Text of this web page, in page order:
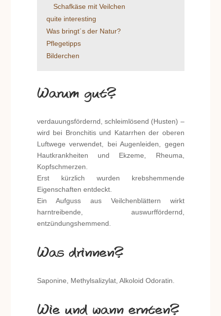
Schafkäse mit Veilchen
quite interesting
Was bringt´s der Natur?
Pflegetipps
Bilderchen
Warum gut?
verdauungsfördernd, schleimlösend (Husten) –
wird bei Bronchitis und Katarrhen der oberen
Luftwege verwendet, bei Augenleiden, gegen
Hautkrankheiten und Ekzeme, Rheuma,
Kopfschmerzen.
Erst kürzlich wurden krebshemmende
Eigenschaften entdeckt.
Ein Aufguss aus Veilchenblättern wirkt
harntreibende, auswurffördernd,
entzündungshemmend.
Was drinnen?
Saponine, Methylsalizylat, Alkoloid Odoratin.
Wie und wann ernten?